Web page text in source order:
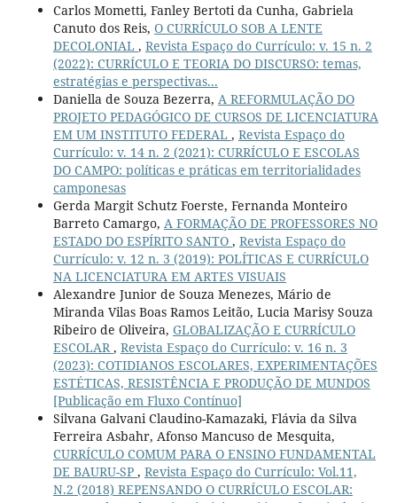
Carlos Mometti, Fanley Bertoti da Cunha, Gabriela
Canuto dos Reis, O CURRÍCULO SOB A LENTE
DECOLONIAL , Revista Espaço do Currículo: v. 15 n. 2
(2022): CURRÍCULO E TEORIA DO DISCURSO: temas,
estratégias e perspectivas...
Daniella de Souza Bezerra, A REFORMULAÇÃO DO
PROJETO PEDAGÓGICO DE CURSOS DE LICENCIATURA
EM UM INSTITUTO FEDERAL , Revista Espaço do
Currículo: v. 14 n. 2 (2021): CURRÍCULO E ESCOLAS
DO CAMPO: políticas e práticas em territorialidades
camponesas
Gerda Margit Schutz Foerste, Fernanda Monteiro
Barreto Camargo, A FORMAÇÃO DE PROFESSORES NO
ESTADO DO ESPÍRITO SANTO , Revista Espaço do
Currículo: v. 12 n. 3 (2019): POLÍTICAS E CURRÍCULO
NA LICENCIATURA EM ARTES VISUAIS
Alexandre Junior de Souza Menezes, Mário de
Miranda Vilas Boas Ramos Leitão, Lucia Marisy Souza
Ribeiro de Oliveira, GLOBALIZAÇÃO E CURRÍCULO
ESCOLAR , Revista Espaço do Currículo: v. 16 n. 3
(2023): COTIDIANOS ESCOLARES, EXPERIMENTAÇÕES
ESTÉTICAS, RESISTÊNCIA E PRODUÇÃO DE MUNDOS
[Publicação em Fluxo Contínuo]
Silvana Galvani Claudino-Kamazaki, Flávia da Silva
Ferreira Asbahr, Afonso Mancuso de Mesquita,
CURRÍCULO COMUM PARA O ENSINO FUNDAMENTAL
DE BAURU-SP , Revista Espaço do Currículo: Vol.11,
N.2 (2018) REPENSANDO O CURRÍCULO ESCOLAR: